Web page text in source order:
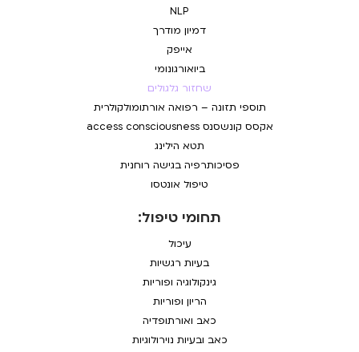
תחומי טיפול:
עיכול
בעיות רגשיות
גינקולוגיה ופוריות
הריון ופוריות
כאב ואורתופדיה
כאב ובעיות נוירולוגיות
NLP
דמיון מודרך
אייפק
ביואורגונומי
שחזור גלגולים
תוספי תזונה – רפואה אורתומולקולרית
אקסס קונשסנס access consciousness
תטא הילינג
פסיכותרפיה בגישה רוחנית
טיפול אונטסו